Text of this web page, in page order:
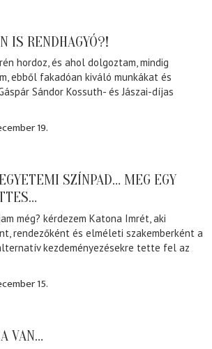
IS RENDHAGYÓ?!
hordoz, és ahol dolgoztam, mindig
ebből fakadóan kiváló munkákat és
Sándor Kossuth- és Jászai-díjas
19.
SZÍNPAD… MEG EGY
még? kérdezem Katona Imrét, aki
rendezőként és elméleti szakemberként a
kezdeményezésekre tette fel az
15.
VAN…